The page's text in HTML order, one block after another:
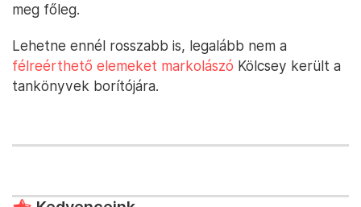
meg főleg.
Lehetne ennél rosszabb is, legalább nem a
félreérthető elemeket markolászó Kölcsey került a
tankönyvek borítójára.